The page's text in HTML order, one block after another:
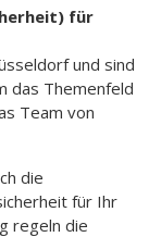
für
und sind
das Themenfeld
Team von
die
für Ihr
regeln die